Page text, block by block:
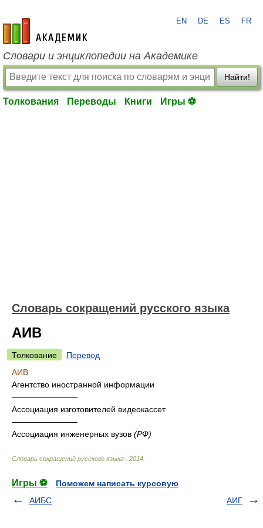
academic.ru
EN DE ES FR
Словари и энциклопедии на Академике
Найти!
Толкования Переводы Книги Игры ⚽
Словарь сокращений русского языка
АИВ
Толкование
Перевод
АИВ
Агентство иностранной информации
————————
Ассоциация изготовителей видеокассет
————————
Ассоциация инженерных вузов (РФ)
Словарь сокращений русского языка 2014
Игры ⚽
Поможем написать курсовую
АИБС
АИГ